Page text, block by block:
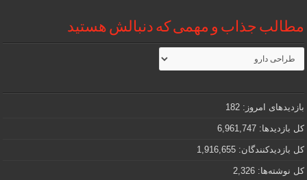
مطالب جذاب و مهمی که دنبالش هستید
مطالب
جذاب
و
که
دنبالش
هستید
بازدیدهای امروز: 182
کل بازدیدها: 6,961,747
کل بازدیدکنند‌گان: 1,916,655
کل نوشته‌ها: 2,326